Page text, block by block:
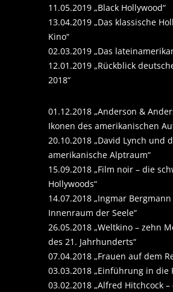
11.05.2019 „Black Hollywood“
13.04.2019 „Das klassische
Kino“
02.03.2019 „Das
12.01.2019 „Rückblick
2018“
01.12.2018 „Anderson &
Ikonen des amerikanischen
20.10.2018 „David Lynch und
amerikanische Alptraum“
15.09.2018 „Film noir – die
Hollywoods“
14.07.2018 „Ingmar
Innenraum der Seele“
26.05.2018 „Weltkino – zehn
des 21. Jahrhunderts“
07.04.2018 „Frauen auf dem
03.03.2018 „Einführung in die
03.02.2018 „Alfred Hitchcock